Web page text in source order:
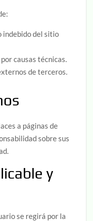
indebido del sitio
causas técnicas.
de terceros.
a páginas de
sobre sus
y
se regirá por la